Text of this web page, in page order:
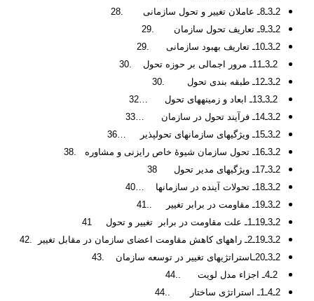
2ـ3ـ8ـ عاملان تغییر و تحول سازمانی .28
2ـ3ـ9ـ تعاریف تحول سازمان .29
2ـ3ـ10ـ تعاریف بهبود سازمانی .29
2ـ3ـ12ـ طبقه بندی تحول .30
2ـ3ـ14ـ فرآیند تحول در سازمان …33
2ـ3ـ15ـ ویژگی­های سازمان­های تحول­پذیر …36
2ـ3ـ16ـ تحول سازمان شیوۀ خاص رایزنی و مشاوره .38
2ـ3ـ17ـ ویژگی­های مدیر تحول 38
2ـ3ـ18ـ تحولات آینده در سازمان­ها …40
2ـ3ـ19ـ مقاومت در برابر تغییر ..41
2ـ3ـ19ـ1ـ علت مقاومت در برابر تغییر و تحول 41
2ـ3ـ19ـ2ـ راههای کاهش مقاومت اعضای سازمان در مقابل تغییر .42
2ـ3ـ20ـاستراتژی­های تغییر در توسعه سازمان .43
2ـ4ـ1ـ استراتژی ساختار ..44